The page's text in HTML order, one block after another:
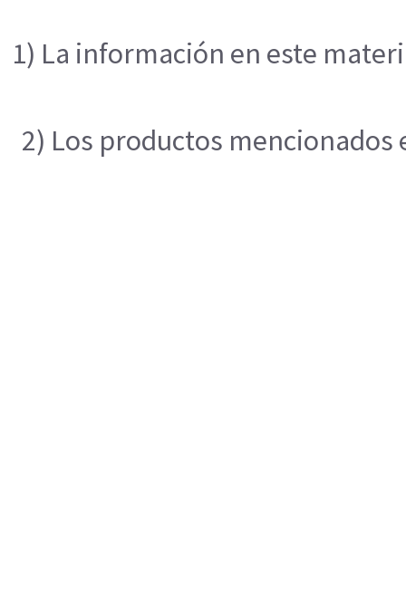
1) La información en este
2) Los productos